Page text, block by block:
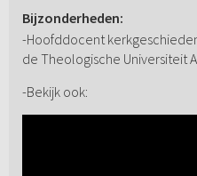
Bijzonderheden:
-Hoofddocent
de Theologische Universiteit
-Bekijk ook: